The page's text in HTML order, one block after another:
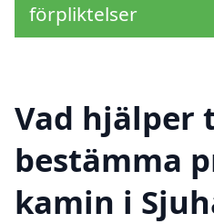
förpliktelser
Vad hjälper
bestämma
kamin i